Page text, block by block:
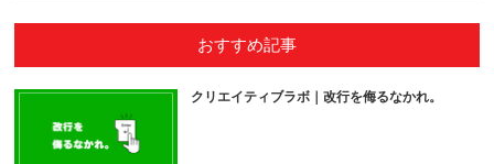
おすすめ記事
クリエイティブラボ｜改行を侮るなかれ。